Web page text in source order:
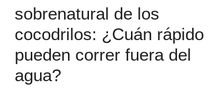
sobrenatural de los
cocodrilos: ¿Cuán rápido
pueden correr fuera del
agua?